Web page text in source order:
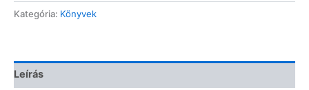
–
(Ecclesia)
ÚJ
Kategória: Könyvek
Leírás